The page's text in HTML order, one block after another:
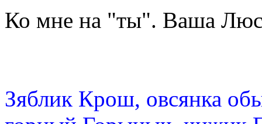
Ко мне на "ты". Ваша
Зяблик Крош, овсянка